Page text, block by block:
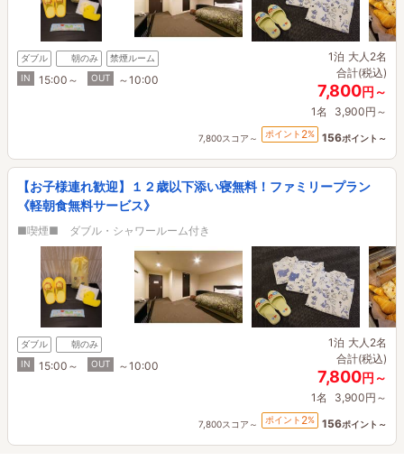
ダブル 朝のみ
禁煙ルーム
IN
15:00～ OUT ～10:00
1泊 大人2名
合計(税込)
7,800円～
1名 3,900円～
7,800スコア～ ポイント 2% 156ポイント～
【お子様連れ歓迎】１２歳以下添い寝無料！ファミリープラン
《軽朝食無料サービス》
■喫煙■ ダブル・シャワールーム付き
ダブル
朝のみ
IN
15:00～ OUT ～10:00
1泊 大人2名
合計(税込)
7,800円～
1名 3,900円～
7,800スコア～ ポイント 2% 156ポイント～